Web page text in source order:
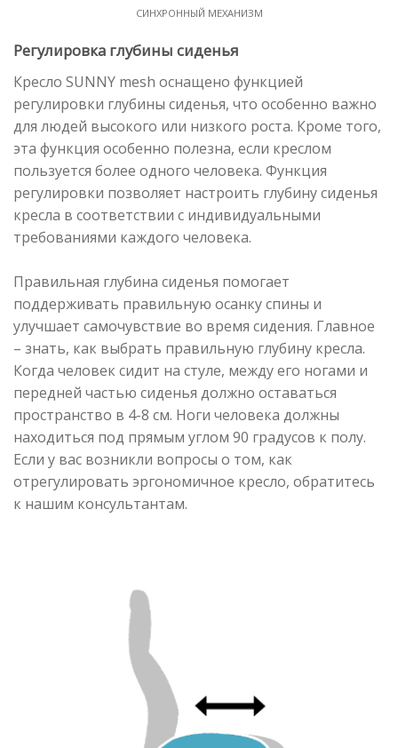
СИНХРОННЫЙ МЕХАНИЗМ
Регулировка глубины сиденья
Кресло SUNNY mesh оснащено функцией
регулировки глубины сиденья, что особенно важно
для людей высокого или низкого роста. Кроме того,
эта функция особенно полезна, если креслом
пользуется более одного человека. Функция
регулировки позволяет настроить глубину сиденья
кресла в соответствии с индивидуальными
требованиями каждого человека.
Правильная глубина сиденья помогает
поддерживать правильную осанку спины и
улучшает самочувствие во время сидения. Главное
– знать, как выбрать правильную глубину кресла.
Когда человек сидит на стуле, между его ногами и
передней частью сиденья должно оставаться
пространство в 4-8 см. Ноги человека должны
находиться под прямым углом 90 градусов к полу.
Если у вас возникли вопросы о том, как
отрегулировать эргономичное кресло, обратитесь
к нашим консультантам.